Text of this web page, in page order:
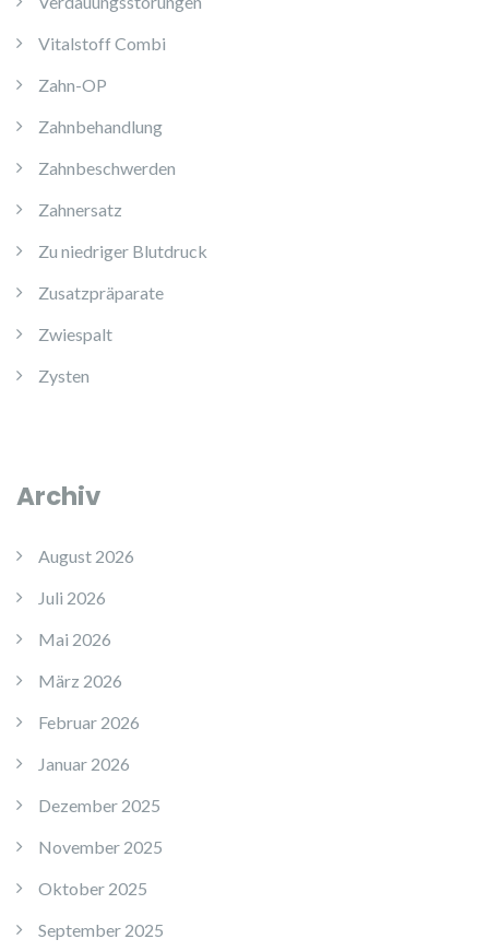
Vitalstoff Combi
Zahn-OP
Zahnbehandlung
Zahnbeschwerden
Zahnersatz
Zu niedriger Blutdruck
Zusatzpräparate
Zwiespalt
Zysten
Archiv
August 2026
Juli 2026
Mai 2026
März 2026
Februar 2026
Januar 2026
Dezember 2025
November 2025
Oktober 2025
September 2025